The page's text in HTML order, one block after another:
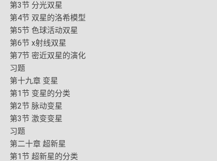
第3节 分光双星
第4节 双星的洛希模型
第5节 色球活动双星
第6节 x射线双星
第7节 密近双星的演化
习题
第十九章 变星
第1节 变星的分类
第2节 脉动变星
第3节 激变变星
习题
第二十章 超新星
第1节 超新星的分类